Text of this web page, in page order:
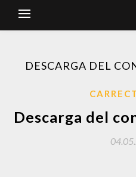
DESCARGA DEL
Descarga del